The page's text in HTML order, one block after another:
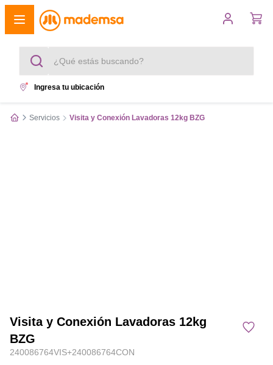
¿Qué estás buscando?
Ingresa tu ubicación
Servicios Visita y Conexión Lavadoras 12kg BZG
Visita y Conexión Lavadoras 12kg
BZG
240086764VIS+240086764CON